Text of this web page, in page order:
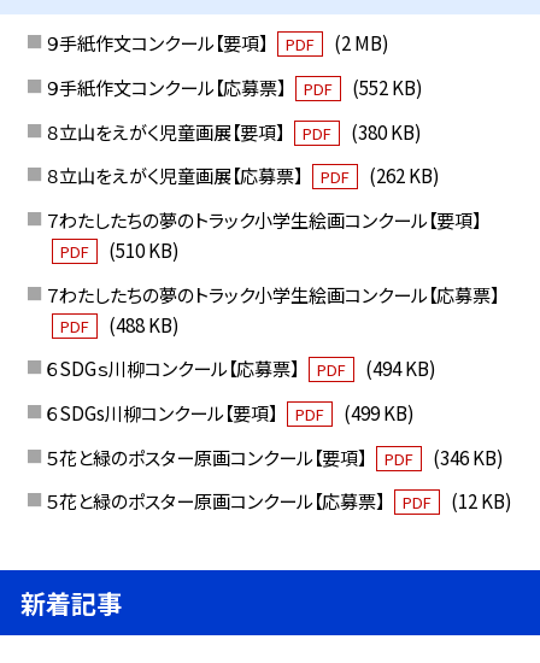
９手紙作文コンクール【要項】 PDF
(2 MB)
９手紙作文コンクール【応募票】
PDF
(552 KB)
８立山をえがく児童画展【要項】
PDF
(380 KB)
８立山をえがく児童画展【応募票】
PDF
(262 KB)
７わたしたちの夢のトラック小学生絵画コンクール【要項】
PDF
(510 KB)
７わたしたちの夢のトラック小学生絵画コンクール【応募票】
PDF
(488 KB)
６SDGｓ川柳コンクール【応募票】
PDF
(494 KB)
６SDGs川柳コンクール【要項】
PDF
(499 KB)
５花と緑のポスター原画コンクール【要項】
PDF
(346 KB)
５花と緑のポスター原画コンクール【応募票】
PDF (12 KB)
新着記事